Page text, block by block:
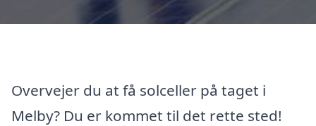
Overvejer du at få solceller på taget i
Melby? Du er kommet til det rette sted!